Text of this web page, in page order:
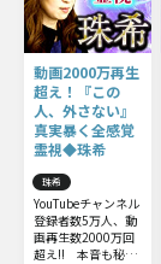
動画2000万再生
超え！『この
人、外さない』
真実暴く全感覚
霊視◆珠希
珠希
YouTubeチャンネル
登録者数5万人、動
画再生数2000万回
超え!! 本音も秘密